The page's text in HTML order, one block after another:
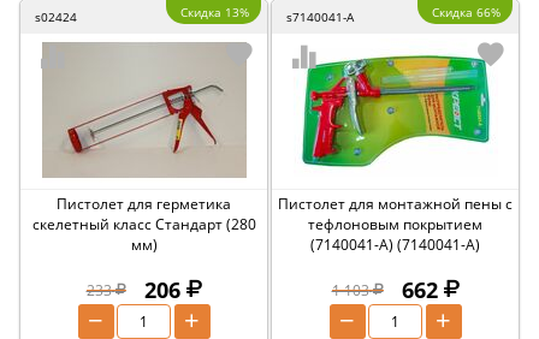
s02424 Скидка 13%
Пистолет для герметика
скелетный класс Стандарт (280
мм)
233 206
+
−
s7140041-A Скидка 66%
Пистолет для монтажной пены с
тефлоновым покрытием
(7140041-A) (7140041-A)
1 103 662
+
−